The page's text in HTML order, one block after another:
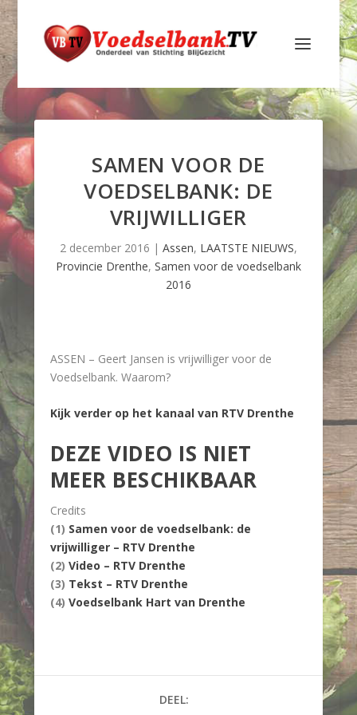
SAMEN VOOR DE
VOEDSELBANK: DE
VRIJWILLIGER
2 december 2016 | Assen, LAATSTE NIEUWS,
Provincie Drenthe, Samen voor de voedselbank
2016
ASSEN – Geert Jansen is vrijwilliger voor de
Voedselbank. Waarom?
Kijk verder op het kanaal van RTV Drenthe
DEZE VIDEO IS NIET
MEER BESCHIKBAAR
Credits
(1) Samen voor de voedselbank: de
vrijwilliger – RTV Drenthe
(2) Video – RTV Drenthe
(3) Tekst – RTV Drenthe
(4) Voedselbank Hart van Drenthe
DEEL: